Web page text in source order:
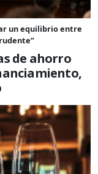
un equilibrio entre
de ahorro